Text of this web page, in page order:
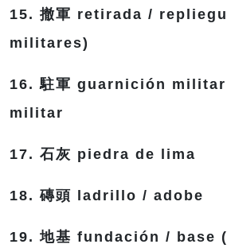
15. 撤軍 retirada /
militares)
16. 駐軍 guarnición
militar
17. 石灰 piedra de lima
18. 磚頭 ladrillo / adobe
19. 地基 fundación / base